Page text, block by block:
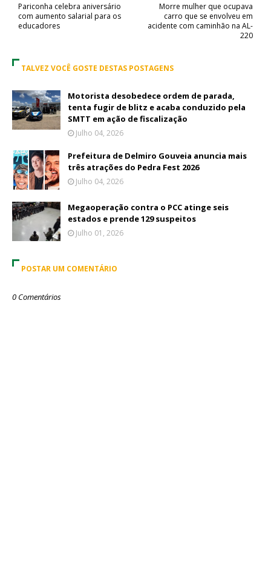
Morre mulher que ocupava
carro que se envolveu em
acidente com caminhão na AL-
220
Pariconha celebra aniversário
com aumento salarial para os
educadores
TALVEZ VOCÊ GOSTE DESTAS POSTAGENS
Motorista desobedece ordem de parada,
tenta fugir de blitz e acaba conduzido pela
SMTT em ação de fiscalização
Julho 04, 2026
Prefeitura de Delmiro Gouveia anuncia mais
três atrações do Pedra Fest 2026
Julho 04, 2026
Megaoperação contra o PCC atinge seis
estados e prende 129 suspeitos
Julho 01, 2026
POSTAR UM COMENTÁRIO
0 Comentários